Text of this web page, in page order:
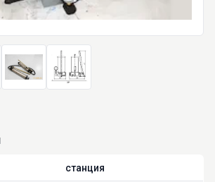
станция